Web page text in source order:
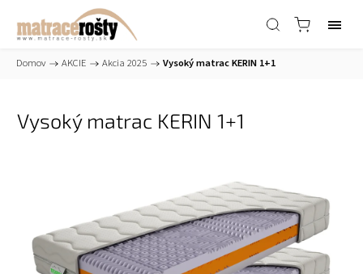
Domov / AKCIE / Akcia 2025 / Vysoký matrac KERIN 1+1
Vysoký matrac KERIN 1+1